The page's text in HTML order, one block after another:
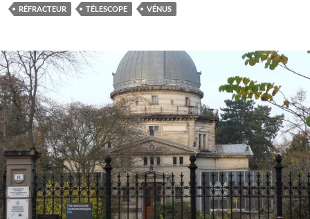
RÉFRACTEUR
TÉLESCOPE VÉNUS